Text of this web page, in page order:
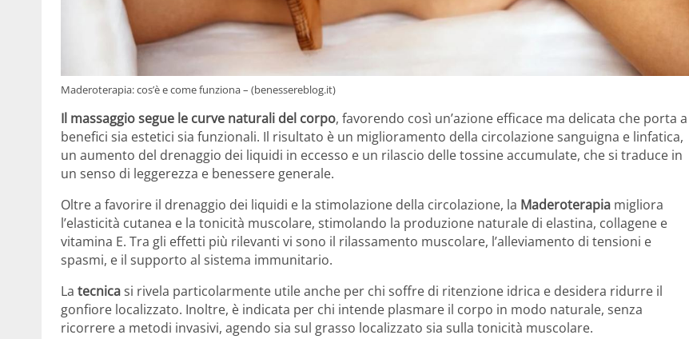
Maderoterapia: cos’è e come funziona – (benessereblog.it)
Il massaggio segue le curve naturali del corpo, favorendo così un’azione efficace ma delicata che porta a
benefici sia estetici sia funzionali. Il risultato è un miglioramento della circolazione sanguigna e linfatica,
un aumento del drenaggio dei liquidi in eccesso e un rilascio delle tossine accumulate, che si traduce in
un senso di leggerezza e benessere generale.
Oltre a favorire il drenaggio dei liquidi e la stimolazione della circolazione, la Maderoterapia migliora
l’elasticità cutanea e la tonicità muscolare, stimolando la produzione naturale di elastina, collagene e
vitamina E. Tra gli effetti più rilevanti vi sono il rilassamento muscolare, l’alleviamento di tensioni e
spasmi, e il supporto al sistema immunitario.
La tecnicasi rivela particolarmente utile anche per chi soffre di ritenzione idrica e desidera ridurre il
gonfiore localizzato. Inoltre, è indicata per chi intende plasmare il corpo in modo naturale, senza
ricorrere a metodi invasivi, agendo sia sul grasso localizzato sia sulla tonicità muscolare.